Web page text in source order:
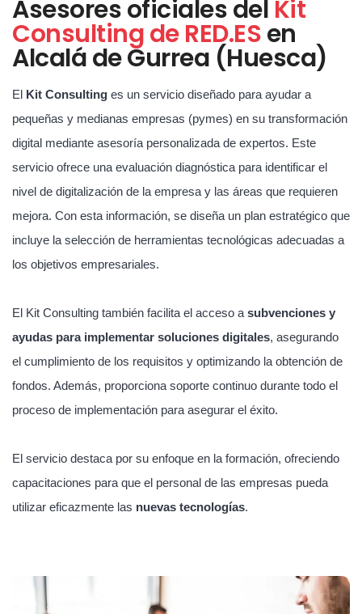
Asesores oficiales del Kit
Consulting de RED.ESen
Alcalá de Gurrea (Huesca)
El Kit Consulting es un servicio diseñado para ayudar a
pequeñas y medianas empresas (pymes) en su transformación
digital mediante asesoría personalizada de expertos. Este
servicio ofrece una evaluación diagnóstica para identificar el
nivel de digitalización de la empresa y las áreas que requieren
mejora. Con esta información, se diseña un plan estratégico que
incluye la selección de herramientas tecnológicas adecuadas a
los objetivos empresariales.
El Kit Consulting también facilita el acceso a subvenciones y
ayudas para implementar soluciones digitales, asegurando
el cumplimiento de los requisitos y optimizando la obtención de
fondos. Además, proporciona soporte continuo durante todo el
proceso de implementación para asegurar el éxito.
El servicio destaca por su enfoque en la formación, ofreciendo
capacitaciones para que el personal de las empresas pueda
utilizar eficazmente las nuevas tecnologías.